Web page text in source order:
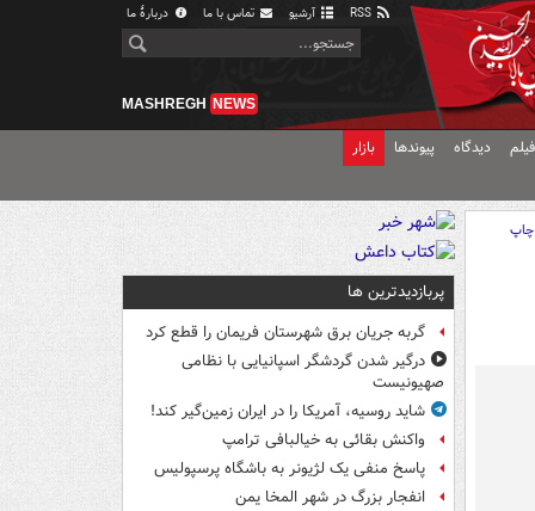
آرشیو تماس با ما دربارهٔ ما
MASHREGH NEWS
دیدگاه پیوندها بازار
چاپ
پربازدیدترین ها
گربه جریان برق شهرستان فریمان را قطع کرد
درگیر شدن گردشگر اسپانیایی با نظامی
صهیونیست
شاید روسیه، آمریکا را در ایران زمین‌گیر کند!
واکنش بقائی به خیالبافی ترامپ
پاسخ منفی یک لژیونر به باشگاه پرسپولیس
انفجار بزرگ در شهر المخا یمن